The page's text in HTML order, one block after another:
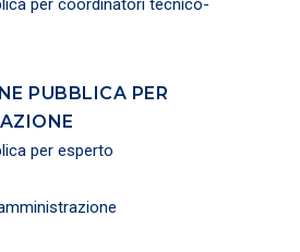
per coordinatori tecnico-
PUBBLICA PER
per esperto